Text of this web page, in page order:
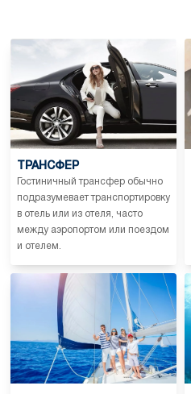
ТРАНСФЕР
Гостиничный трансфер обычно
подразумевает транспортировку
в отель или из отеля, часто
между аэропортом или поездом
и отелем.